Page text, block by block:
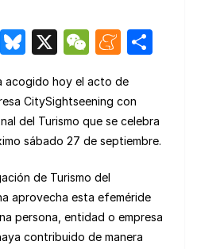
T
Bl
e
s
k
y
X
W
C
h
at
M
n
e
a
e
p
ar
acogido hoy el acto de
CitySightseening con
del Turismo que se celebra
sábado 27 de septiembre.
de Turismo del
aprovecha esta efeméride
persona, entidad o empresa
contribuido de manera